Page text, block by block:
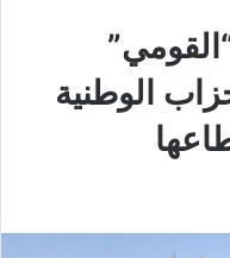
الوطنية